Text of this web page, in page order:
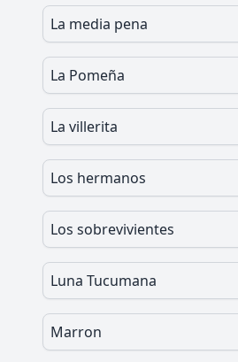
La media pena
La Pomeña
La villerita
Los hermanos
Los sobrevivientes
Luna Tucumana
Marron